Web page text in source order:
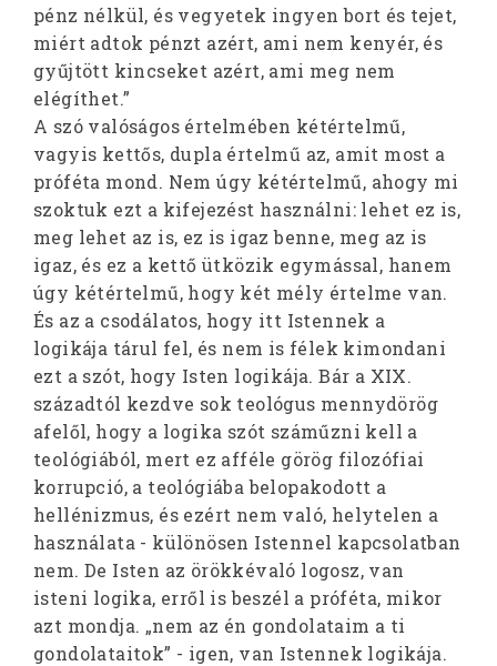
pénz nélkül, és vegyetek ingyen bort és tejet,
miért adtok pénzt azért, ami nem kenyér, és
gyűjtött kincseket azért, ami meg nem
elégíthet.”
A szó valóságos értelmében kétértelmű,
vagyis kettős, dupla értelmű az, amit most a
próféta mond. Nem úgy kétértelmű, ahogy mi
szoktuk ezt a kifejezést használni: lehet ez is,
meg lehet az is, ez is igaz benne, meg az is
igaz, és ez a kettő ütközik egymással, hanem
úgy kétértelmű, hogy két mély értelme van.
És az a csodálatos, hogy itt Istennek a
logikája tárul fel, és nem is félek kimondani
ezt a szót, hogy Isten logikája. Bár a XIX.
századtól kezdve sok teológus mennydörög
afelől, hogy a logika szót száműzni kell a
teológiából, mert ez afféle görög filozófiai
korrupció, a teológiába belopakodott a
hellénizmus, és ezért nem való, helytelen a
használata - különösen Istennel kapcsolatban
nem. De Isten az örökkévaló logosz, van
isteni logika, erről is beszél a próféta, mikor
azt mondja. „nem az én gondolataim a ti
gondolataitok” - igen, van Istennek logikája.